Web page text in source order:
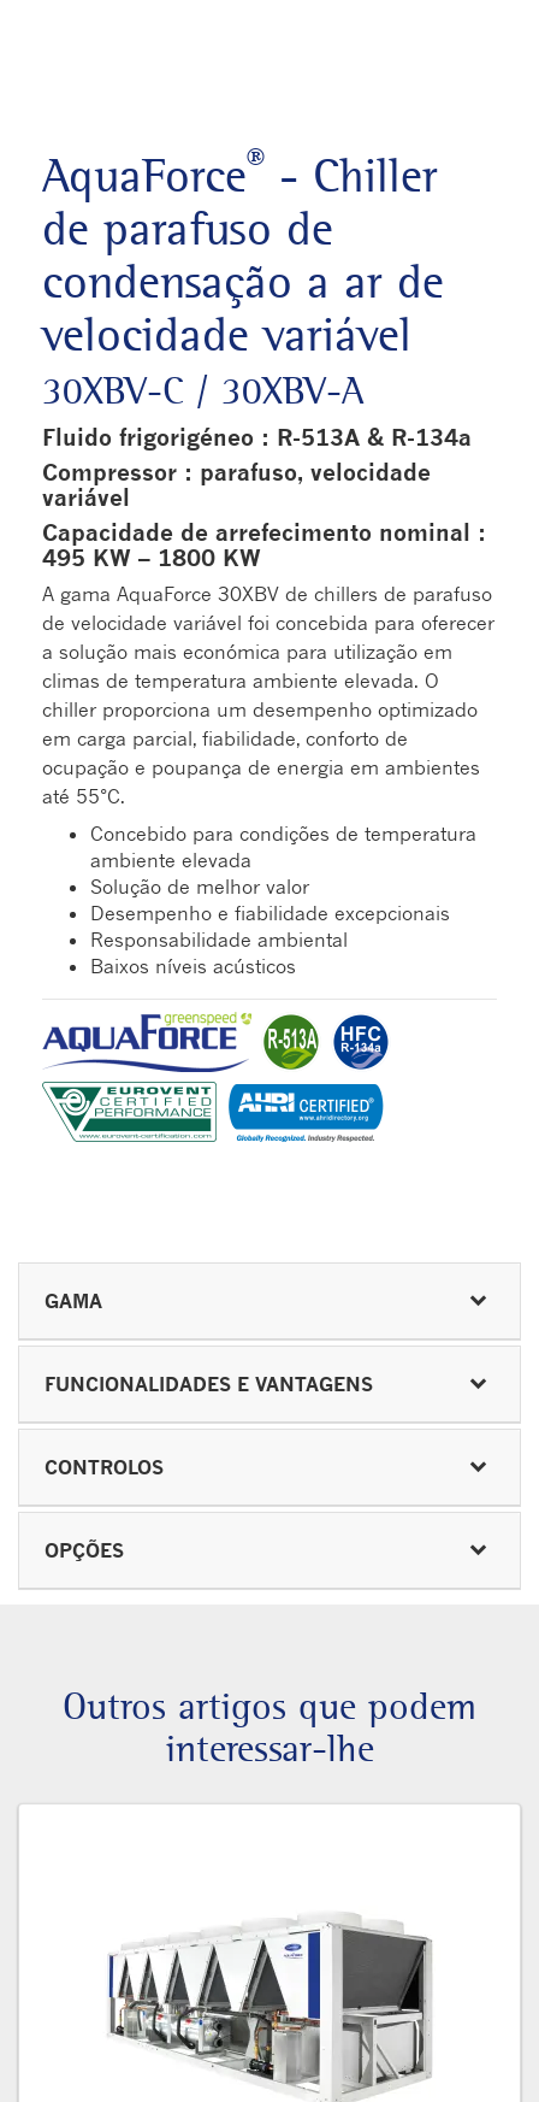
AquaForce® - Chiller
de parafuso de
condensação a ar de
velocidade variável
30XBV-C / 30XBV-A
Fluido frigorigéneo : R-513A & R-134a
Compressor : parafuso, velocidade
variável
Capacidade de arrefecimento nominal :
495 KW – 1800 KW
A gama AquaForce 30XBV de chillers de parafuso
de velocidade variável foi concebida para oferecer
a solução mais económica para utilização em
climas de temperatura ambiente elevada. O
chiller proporciona um desempenho optimizado
em carga parcial, fiabilidade, conforto de
ocupação e poupança de energia em ambientes
até 55°C.
Concebido para condições de temperatura
ambiente elevada
Solução de melhor valor
Desempenho e fiabilidade excepcionais
Responsabilidade ambiental
Baixos níveis acústicos
GAMA
FUNCIONALIDADES E VANTAGENS
CONTROLOS
OPÇÕES
Outros artigos que podem
interessar-lhe